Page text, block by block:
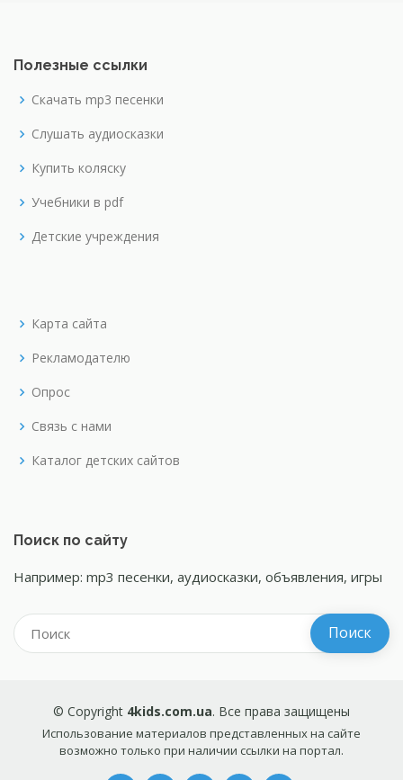
Полезные ссылки
Скачать mp3 песенки
Слушать аудиосказки
Купить коляску
Учебники в pdf
Детские учреждения
Карта сайта
Рекламодателю
Опрос
Связь с нами
Каталог детских сайтов
Поиск по сайту
Например: mp3 песенки, аудиосказки, объявления, игры
© Copyright 4kids.com.ua. Все права защищены
Использование материалов представленных на сайте
возможно только при наличии ссылки на портал.